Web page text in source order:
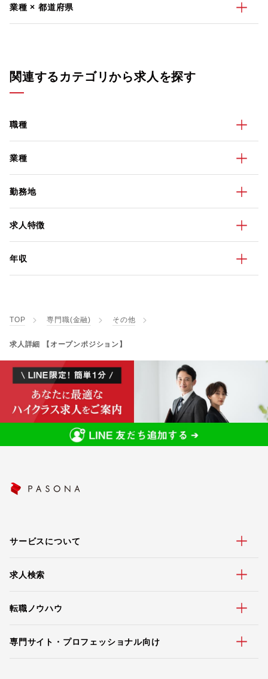
業種 × 都道府県
関連するカテゴリから求人を探す
職種
業種
勤務地
求人特徴
年収
TOP 専門職(金融) その他
求人詳細 【オープンポジション】
サービスについて
求人検索
転職ノウハウ
専門サイト・プロフェッショナル向け